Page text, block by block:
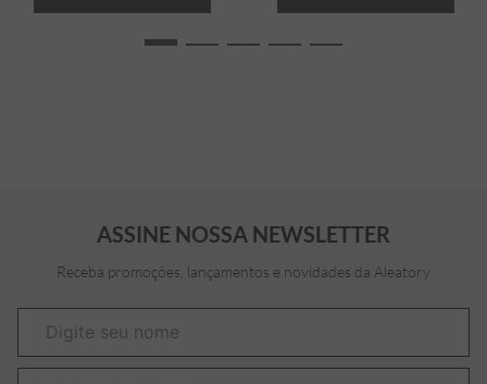
ASSINE NOSSA NEWSLETTER
Receba promoções, lançamentos e novidades da Aleatory